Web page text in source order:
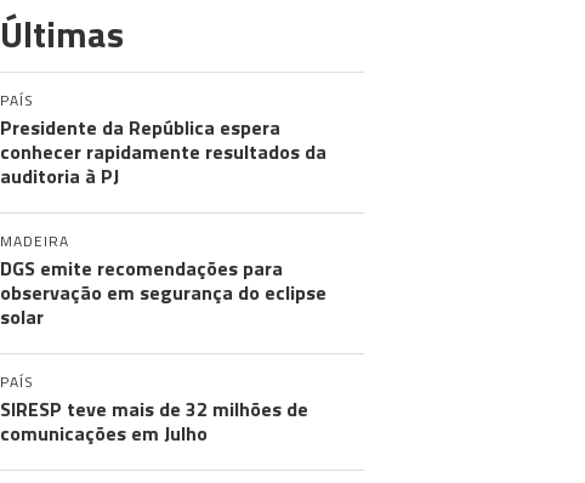
Últimas
PAÍS
Presidente da República espera
conhecer rapidamente resultados da
auditoria à PJ
MADEIRA
DGS emite recomendações para
observação em segurança do eclipse
solar
PAÍS
SIRESP teve mais de 32 milhões de
comunicações em Julho